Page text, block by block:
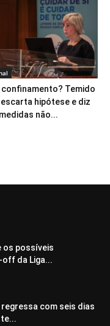
confinamento? Temido
hipótese e diz
não...
os possíveis
da Liga...
com seis dias